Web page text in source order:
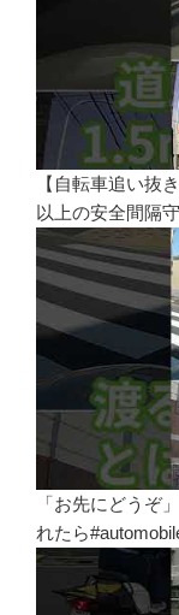
【自転車追い抜
以上の安全間隔
「お先にどうぞ
れたら